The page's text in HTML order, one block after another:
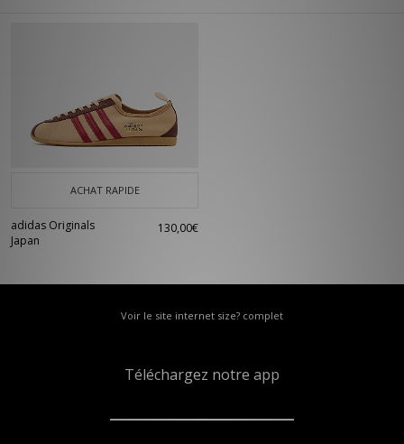
ACHAT RAPIDE
adidas Originals
Japan
130,00€
Voir le site internet size? complet
Téléchargez notre app